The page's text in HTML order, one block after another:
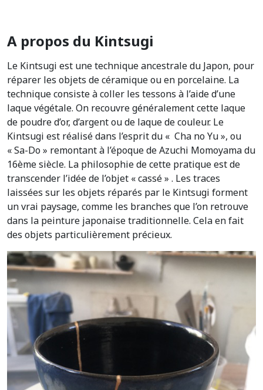
A propos du Kintsugi
Le Kintsugi est une technique ancestrale du Japon, pour
réparer les objets de céramique ou en porcelaine. La
technique consiste à coller les tessons à l’aide d’une
laque végétale. On recouvre généralement cette laque
de poudre d’or, d’argent ou de laque de couleur. Le
Kintsugi est réalisé dans l’esprit du « Cha no Yu », ou
« Sa-Do » remontant à l’époque de Azuchi Momoyama du
16ème siècle. La philosophie de cette pratique est de
transcender l’idée de l’objet « cassé » . Les traces
laissées sur les objets réparés par le Kintsugi forment
un vrai paysage, comme les branches que l’on retrouve
dans la peinture japonaise traditionnelle. Cela en fait
des objets particulièrement précieux.